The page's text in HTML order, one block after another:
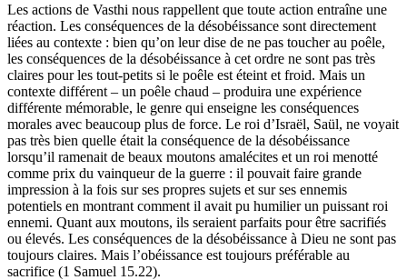
Les actions de Vasthi nous rappellent que toute action entraîne une
réaction. Les conséquences de la désobéissance sont directement
liées au contexte : bien qu’on leur dise de ne pas toucher au poêle,
les conséquences de la désobéissance à cet ordre ne sont pas très
claires pour les tout-petits si le poêle est éteint et froid. Mais un
contexte différent – un poêle chaud – produira une expérience
différente mémorable, le genre qui enseigne les conséquences
morales avec beaucoup plus de force. Le roi d’Israël, Saül, ne voyait
pas très bien quelle était la conséquence de la désobéissance
lorsqu’il ramenait de beaux moutons amalécites et un roi menotté
comme prix du vainqueur de la guerre : il pouvait faire grande
impression à la fois sur ses propres sujets et sur ses ennemis
potentiels en montrant comment il avait pu humilier un puissant roi
ennemi. Quant aux moutons, ils seraient parfaits pour être sacrifiés
ou élevés. Les conséquences de la désobéissance à Dieu ne sont pas
toujours claires. Mais l’obéissance est toujours préférable au
sacrifice (1 Samuel 15.22).